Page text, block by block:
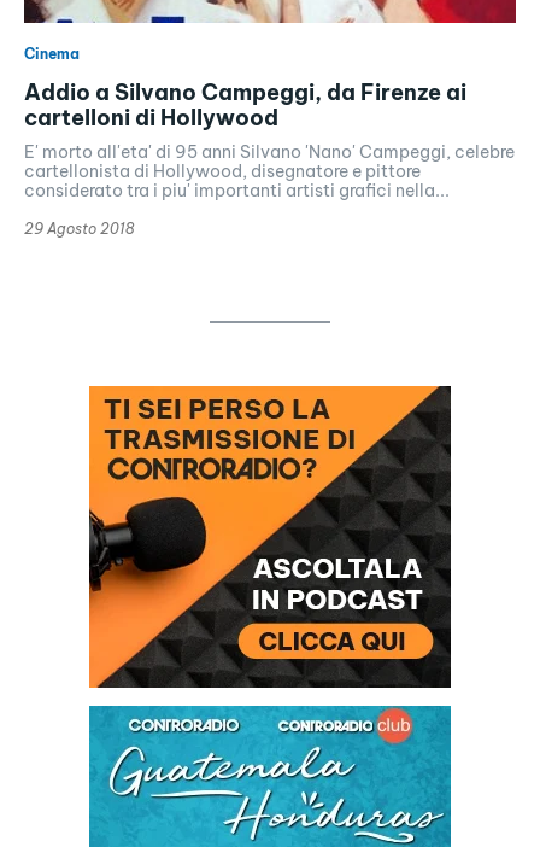
Cinema
Addio a Silvano Campeggi, da Firenze ai
cartelloni di Hollywood
E' morto all'eta' di 95 anni Silvano 'Nano' Campeggi, celebre
cartellonista di Hollywood, disegnatore e pittore
considerato tra i piu' importanti artisti grafici nella...
29 Agosto 2018